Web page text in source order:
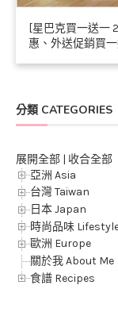
[星巴克買一送一
惠、外送促銷買
分類 CATEGORIES
展開全部 | 收合全部
亞洲 Asia
台灣 Taiwan
日本 Japan
時尚品味
歐洲 Europe
關於我 About Me
食譜 Recipes